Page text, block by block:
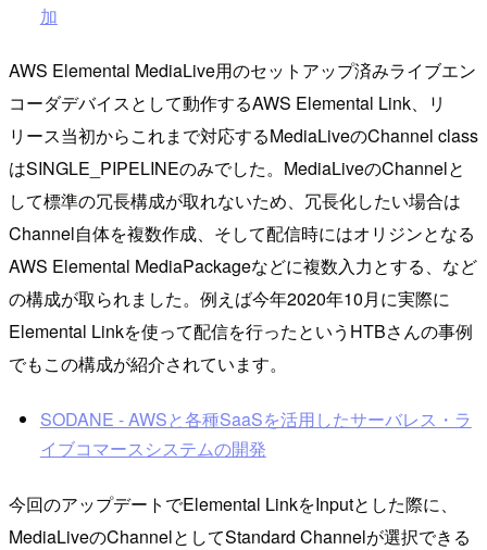
加
AWS Elemental MediaLive用のセットアップ済みライブエン
コーダデバイスとして動作するAWS Elemental Link、リ
リース当初からこれまで対応するMediaLiveのChannel class
はSINGLE_PIPELINEのみでした。MediaLiveのChannelと
して標準の冗長構成が取れないため、冗長化したい場合は
Channel自体を複数作成、そして配信時にはオリジンとなる
AWS Elemental MediaPackageなどに複数入力とする、など
の構成が取られました。例えば今年2020年10月に実際に
Elemental Linkを使って配信を行ったというHTBさんの事例
でもこの構成が紹介されています。
SODANE - AWSと各種SaaSを活用したサーバレス・ラ
イブコマースシステムの開発
今回のアップデートでElemental LinkをInputとした際に、
MediaLiveのChannelとしてStandard Channelが選択できる